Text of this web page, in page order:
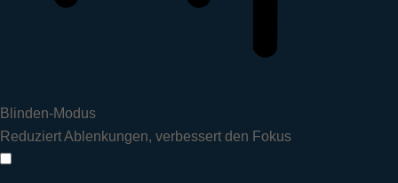
Blinden-Modus
Reduziert Ablenkungen, verbessert den Fokus
Blinden-Modus